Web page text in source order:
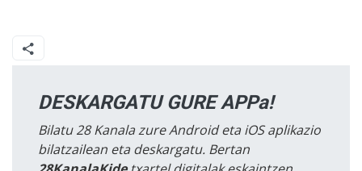
DESKARGATU GURE APPa!
Bilatu 28 Kanala zure Android eta iOS aplikazio
bilatzailean eta deskargatu. Bertan